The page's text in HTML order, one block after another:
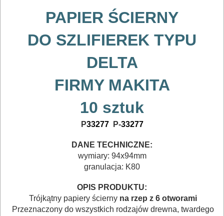
MAGAZYNOWANIE
TRANSPORTOWANIE
NARZĘDZIA
GLAZURNICZE
URZĄDZENIA
PAPIER ŚCIERNY
DO SZLIFIEREK TYPU
DELTA
FIRMY MAKITA
10 sztuk
P33277P-33277
DANE TECHNICZNE:
wymiary: 94x94mm
granulacja: K80
OPIS PRODUKTU:
Trójkątny papiery ścierny na rzep z 6 otworami
Przeznaczony do wszystkich rodzajów drewna, twardego